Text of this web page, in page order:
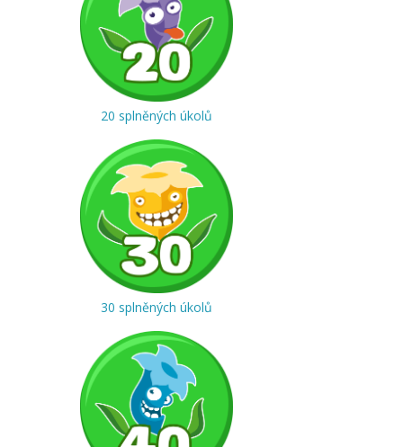
20 splněných úkolů
30 splněných úkolů